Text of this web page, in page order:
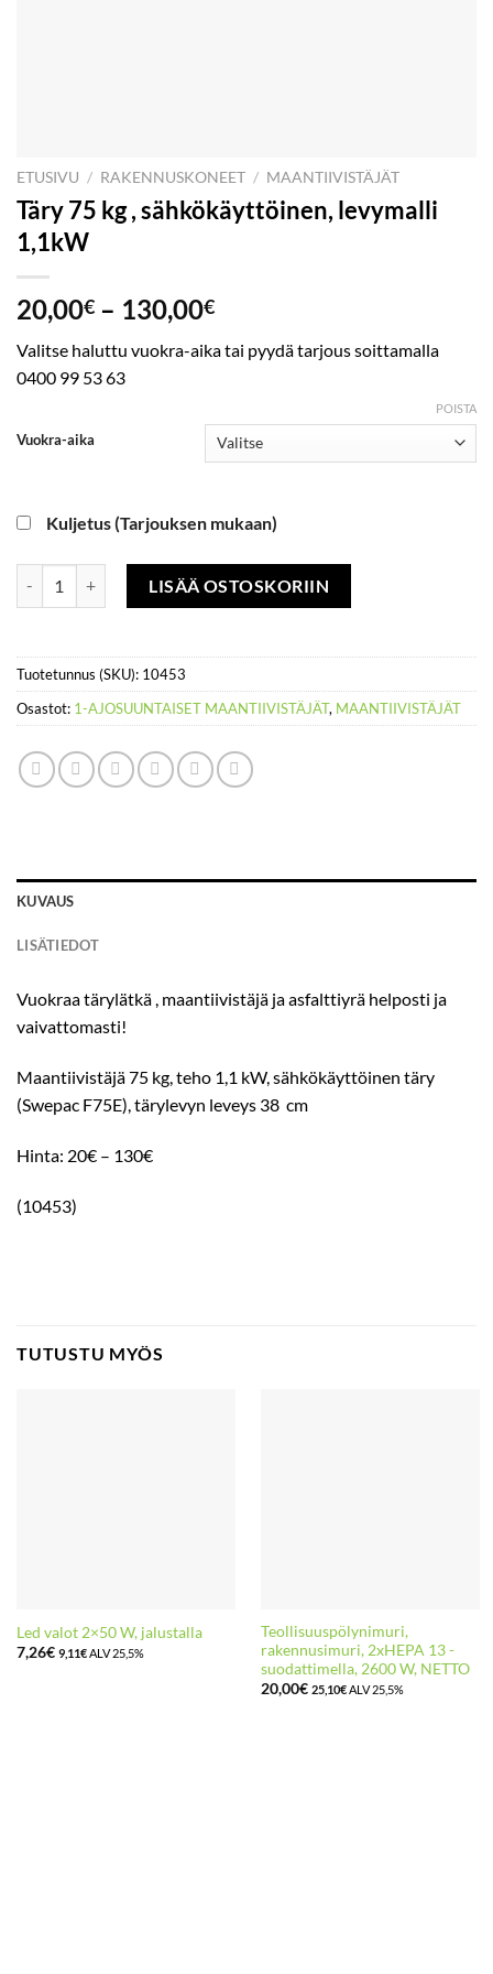
ETUSIVU / RAKENNUSKONEET / MAANTIIVISTÄJÄT
Täry 75 kg , sähkökäyttöinen, levymalli
1,1kW
20,00€ – 130,00€Hintaluokka:
-
Valitse haluttu vuokra-aika tai pyydä tarjous soittamalla
0400 99 53 63
Vuokra-aika
POISTA
Kuljetus (Tarjouksen mukaan)
Täry 75 kg , sähkökäyttöinen, levymalli 1,1kW määrä
LISÄÄ OSTOSKORIIN
Tuotetunnus (SKU): 10453
Osastot: 1-AJOSUUNTAISET MAANTIIVISTÄJÄT, MAANTIIVISTÄJÄT
KUVAUS
LISÄTIEDOT
Vuokraa tärylätkä , maantiivistäjä ja asfalttiyrä helposti ja
vaivattomasti!
Maantiivistäjä 75 kg, teho 1,1 kW, sähkökäyttöinen täry
(Swepac F75E), tärylevyn leveys 38 cm
Hinta: 20€ – 130€
(10453)
TUTUSTU MYÖS
Led valot 2×50 W, jalustalla
7,26€ 9,11€ALV 25,5%
Teollisuuspölynimuri,
rakennusimuri, 2xHEPA 13 -
suodattimella, 2600 W, NETTO
20,00€ 25,10€ALV 25,5%